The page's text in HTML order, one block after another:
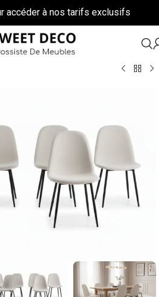
accéder à nos tarifs exclusifs